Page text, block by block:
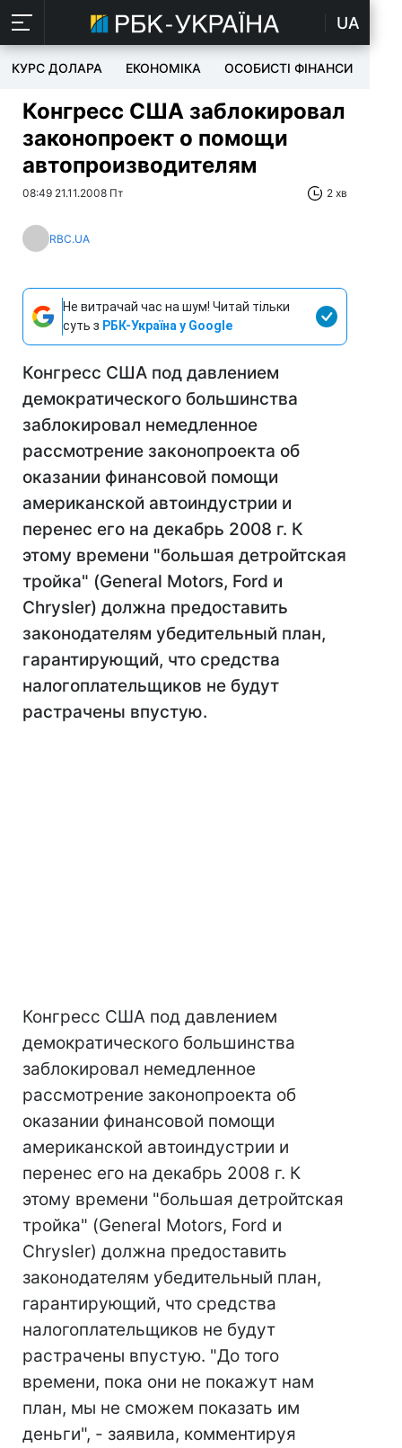
UA
КУРС ДОЛАРА ЕКОНОМІКА ОСОБИСТІ ФІНАНСИ
Конгресс США заблокировал
законопроект о помощи
автопроизводителям
08:49 21.11.2008 Пт 2 хв
RBC.UA
Не витрачай час на шум! Читай тільки
суть з РБК-Україна у Google
Конгресс США под давлением
демократического большинства
заблокировал немедленное
рассмотрение законопроекта об
оказании финансовой помощи
американской автоиндустрии и
перенес его на декабрь 2008 г. К
этому времени "большая детройтская
тройка" (General Motors, Ford и
Chrysler) должна предоставить
законодателям убедительный план,
гарантирующий, что средства
налогоплательщиков не будут
растрачены впустую.
Конгресс США под давлением
демократического большинства
заблокировал немедленное
рассмотрение законопроекта об
оказании финансовой помощи
американской автоиндустрии и
перенес его на декабрь 2008 г. К
этому времени "большая детройтская
тройка" (General Motors, Ford и
Chrysler) должна предоставить
законодателям убедительный план,
гарантирующий, что средства
налогоплательщиков не будут
растрачены впустую. "До того
времени, пока они не покажут нам
план, мы не сможем показать им
деньги", - заявила, комментируя